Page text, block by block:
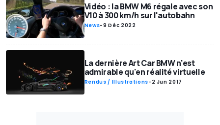
Vidéo : la BMW M6 régale avec son
V10 à 300 km/h sur l'autobahn
News-9 Déc 2022
La dernière Art Car BMW n'est
admirable qu'en réalité virtuelle
Rendus / Illustrations- 2 Jun 2017